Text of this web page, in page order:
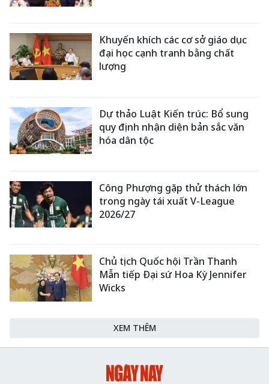
Khuyến khích các cơ sở giáo dục
đại học cạnh tranh bằng chất
lượng
Dự thảo Luật Kiến trúc: Bổ sung
quy định nhận diện bản sắc văn
hóa dân tộc
Công Phượng gặp thử thách lớn
trong ngày tái xuất V-League
2026/27
Chủ tịch Quốc hội Trần Thanh
Mẫn tiếp Đại sứ Hoa Kỳ Jennifer
Wicks
XEM THÊM